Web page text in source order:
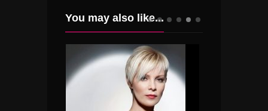
You may also like...